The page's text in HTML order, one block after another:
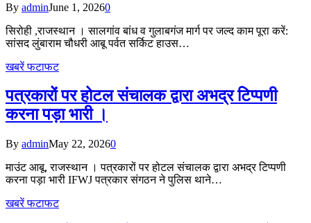
By adminJune 1, 20260
सिरोही ,राजस्थान । सालगांव बांध व गुलाबगंज मार्ग पर जल्द काम पूरा करें:
सांसद लुंबाराम चौधरी आबू पर्वत सर्किट हाउस…
खबरें फटाफट
पत्रकारों पर होटल संचालक द्वारा अभद्र टिप्पणी
करना पड़ा भारी ।
By adminMay 22, 20260
माउंट आबू, राजस्थान । पत्रकारों पर होटल संचालक द्वारा अभद्र टिप्पणी
करना पड़ा भारी IFWJ पत्रकार संगठन ने पुलिस थाने…
खबरें फटाफट